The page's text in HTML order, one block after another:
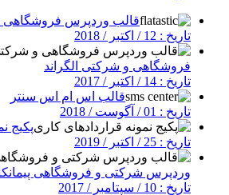
قالب وردپرس فروشگاهی Flatastic
تاریخ : 12 / اکتبر / 2018
فروشگاهی و شرکتی الگراند
تاریخ : 14 / اکتبر / 2017
قالب اس ام اس سنتر
تاریخ : 01 / آگوست / 2018
پکیج
تاریخ : 25 / اکتبر / 2019
وردپرس شرکتی و فروشگاهی
تاریخ : 10 / سپتامبر / 2017